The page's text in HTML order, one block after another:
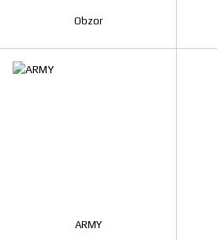
Obzor
ARMY